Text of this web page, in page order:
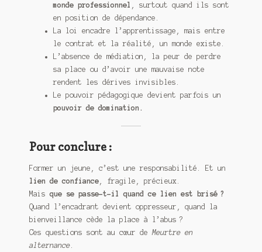
monde professionnel
, surtout quand ils sont
en position de dépendance.
La loi encadre l’apprentissage, mais entre
le contrat et la réalité, un monde existe.
L’absence de médiation, la peur de perdre
sa place ou d’avoir une mauvaise note
rendent les dérives invisibles.
Le pouvoir pédagogique devient parfois un
pouvoir de domination.
Pour conclure :
Former un jeune, c’est une responsabilité. Et un
lien de confiance, fragile, précieux.
Maisque se passe-t-il quand ce lien est brisé ?
Quand l’encadrant devient oppresseur, quand la
bienveillance cède la place à l’abus ?
Ces questions sont au cœur de Meurtre en
alternance.